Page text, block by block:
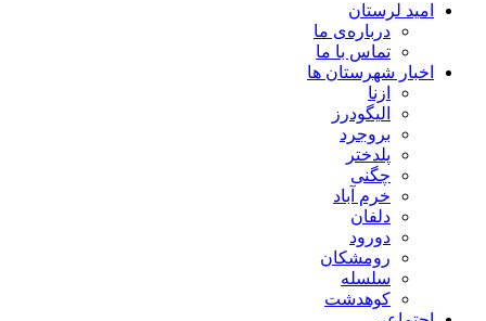
امید لرستان
درباره‌ی ما
تماس با ما
اخبار شهرستان ها
ازنا
الیگودرز
بروجرد
پلدختر
چگنی
خرم آباد
دلفان
دورود
رومشکان
سلسله
کوهدشت